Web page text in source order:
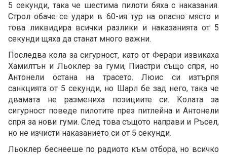
5 секунди, така че шестима пилоти бяха с наказания.
Строл обаче се удари в 60-ия тур на опасно място и
това ликвидира всички разлики и наказанията от 5
секунди щяха да станат много важни.
Последва кола за сигурност, като от Ферари извикаха
Хамилтън и Льоклер за гуми, Пиастри също спря, но
Антонели остана на трасето. Люис си изтърпя
санкцията от 5 секунди, но Шарл бе зад него, така че
двамата не размениха позициите си. Колата за
сигурност поведе пилотите през питлейна и Антонели
спря за нови гуми. След това същото направи и Ръсел,
но не изчисти наказанието си от 5 секунди.
Льоклер беснееше по радиото към отбора, но всичко